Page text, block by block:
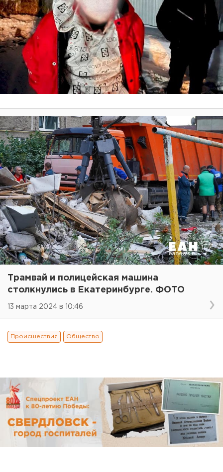
Трамвай и полицейская машина
столкнулись в Екатеринбурге. ФОТО
13 марта 2024 в 10:46
Происшествия Общество